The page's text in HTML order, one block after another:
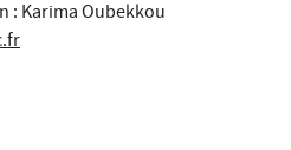
: Karima Oubekkou